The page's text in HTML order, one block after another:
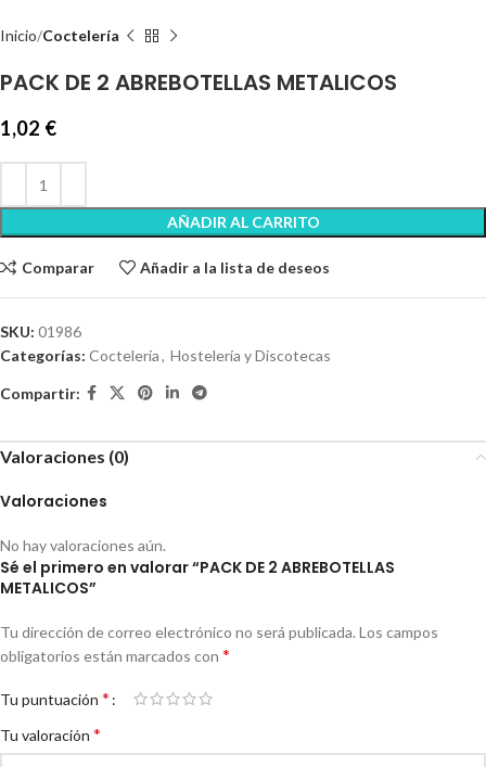
Inicio Coctelería
PACK DE 2 ABREBOTELLAS METALICOS
1,02 €
AÑADIR AL CARRITO
Comparar Añadir a la lista de deseos
SKU: 01986
Categorías: Coctelería, Hostelería y Discotecas
Compartir:
Valoraciones (0)
Valoraciones
No hay valoraciones aún.
Sé el primero en valorar “PACK DE 2 ABREBOTELLAS
METALICOS”
Tu dirección de correo electrónico no será publicada. Los campos
obligatorios están marcados con *
Tu puntuación *
Tu valoración *